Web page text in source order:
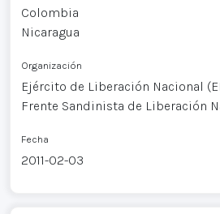
Colombia
Nicaragua
Organización
Ejército de Liberación Nacional
Frente Sandinista de Liberación
Fecha
2011-02-03